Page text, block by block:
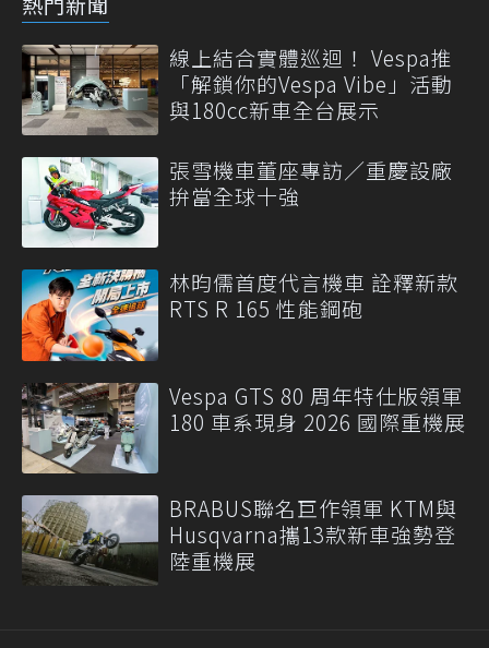
線上結合實體巡迴！ Vespa推
「解鎖你的Vespa Vibe」活動
與180cc新車全台展示
張雪機車董座專訪／重慶設廠
拚當全球十強
林昀儒首度代言機車 詮釋新款
RTS R 165 性能鋼砲
Vespa GTS 80 周年特仕版領軍
180 車系現身 2026 國際重機展
BRABUS聯名巨作領軍 KTM與
Husqvarna攜13款新車強勢登
陸重機展